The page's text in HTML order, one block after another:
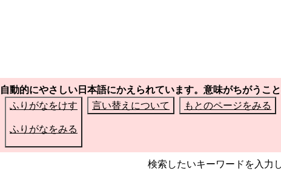
自動的にやさしい日本語にかえられています。意味がちがうこと
ふりがなをけす
ふりがなをみる
言い替えについて もとのページをみる
検索したいキーワードを入力